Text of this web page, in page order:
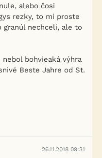
alebo čosi
rezky, to mi proste
granúl nechceli, ale to
bohvieaká výhra
Beste Jahre od St.
26.11.2018 09:31